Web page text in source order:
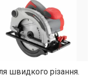
швидкого різання.